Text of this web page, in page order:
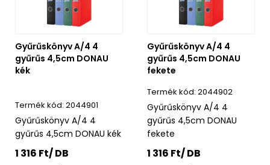
Gyűrűskönyv A/4 4
gyűrűs 4,5cm DONAU
kék
2044901
Gyűrűskönyv A/4 4
gyűrűs 4,5cm DONAU kék
1 316 Ft/ DB
Gyűrűskönyv A/4 4
gyűrűs 4,5cm DONAU
fekete
2044902
Gyűrűskönyv A/4 4
gyűrűs 4,5cm DONAU
fekete
1 316 Ft/ DB